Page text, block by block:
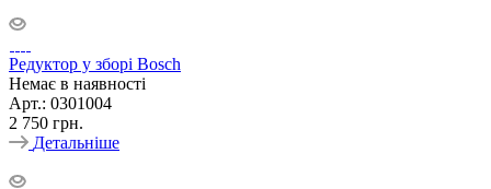
Редуктор у зборі Bosch
Немає в наявності
Арт.: 0301004
2 750 грн.
Детальніше